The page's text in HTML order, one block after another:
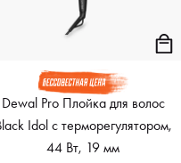
Dewal Pro Плойка для волос
Idol с терморегулятором,
44 Вт, 19 мм